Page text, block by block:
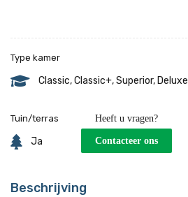
Type kamer
Classic, Classic+, Superior, Deluxe
Tuin/terras
Ja
Heeft u vragen?
Contacteer ons
Beschrijving